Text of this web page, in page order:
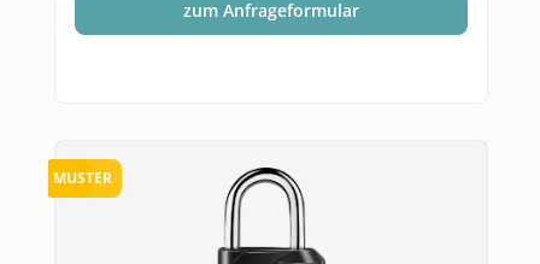
zum Anfrageformular
TOP
MUSTER